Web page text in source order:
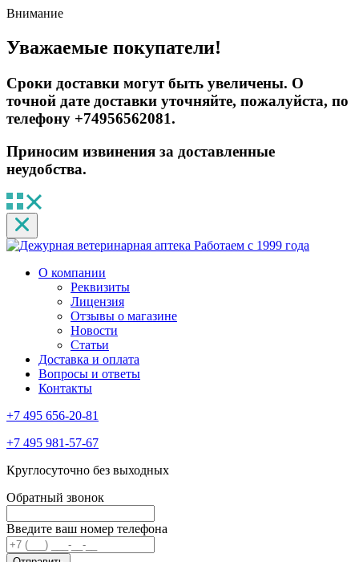
Внимание
Уважаемые покупатели!
Сроки доставки могут быть увеличены. О
точной дате доставки уточняйте, пожалуйста, по
телефону +74956562081.
Приносим извинения за доставленные
неудобства.
Работаем с 1999 года
О компании
Реквизиты
Лицензия
Отзывы о магазине
Новости
Статьи
Доставка и оплата
Вопросы и ответы
Контакты
+7 495 656-20-81
+7 495 981-57-67
Круглосуточно без выходных
Обратный звонок
Введите ваш номер телефона